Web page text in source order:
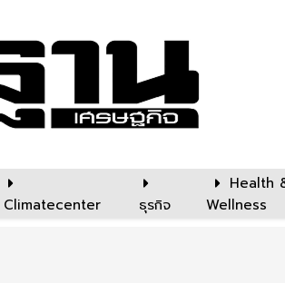
Climatecenter ธุรกิจ
Health
Wellness